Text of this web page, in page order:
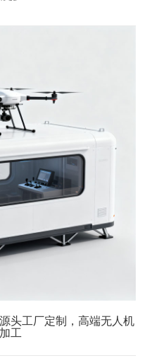
头工厂定制，高端无人机
工